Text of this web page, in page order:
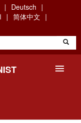
Deutsch
简体中文